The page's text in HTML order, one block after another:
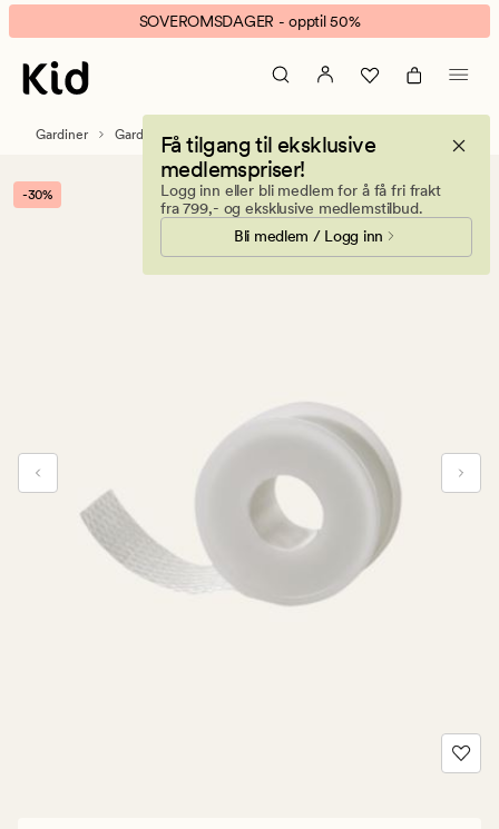
Fixing
sømfiks
hvit
banner.
Klikk
ESCAPE
pause.
SOVEROMSDAGER - opptil 50%
Få tilgang til eksklusive
medlemspriser!
Logg inn eller bli medlem for å få fri frakt
fra 799,- og eksklusive medlemstilbud.
Bli medlem / Logg inn
Gardiner Gardintilbehør Gardinstenger & tilbehør
-30%